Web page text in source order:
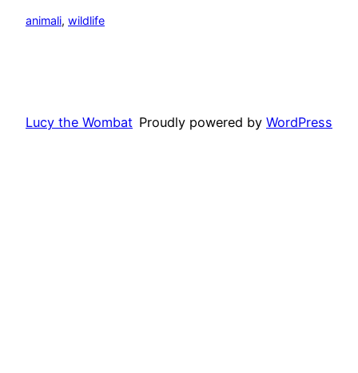
animali, wildlife
Lucy the Wombat Proudly powered by WordPress